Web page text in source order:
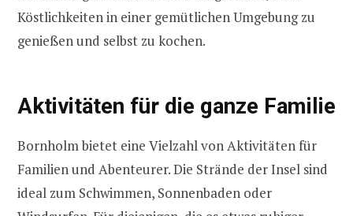
Köstlichkeiten in einer gemütlichen Umgebung zu
genießen und selbst zu kochen.
Aktivitäten für die ganze Familie
Bornholm bietet eine Vielzahl von Aktivitäten für
Familien und Abenteurer. Die Strände der Insel sind
ideal zum Schwimmen, Sonnenbaden oder